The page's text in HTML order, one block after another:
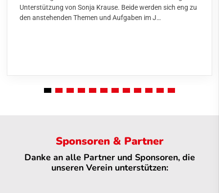
Unterstützung von Sonja Krause. Beide werden sich eng zu
den anstehenden Themen und Aufgaben im J…
Sponsoren & Partner
Danke an alle Partner und Sponsoren, die
unseren Verein unterstützen: